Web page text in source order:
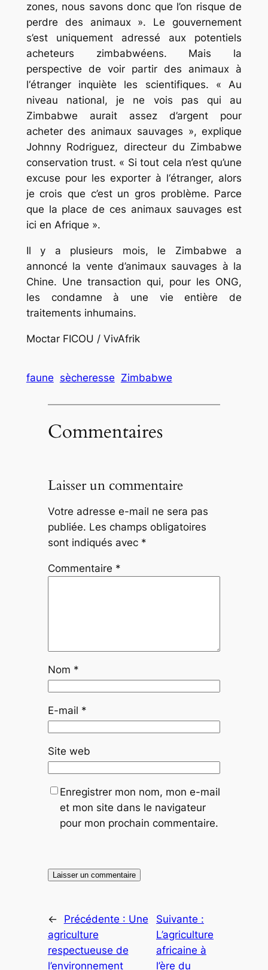
zones, nous savons donc que l’on risque de
perdre des animaux ». Le gouvernement
s’est uniquement adressé aux potentiels
acheteurs zimbabwéens. Mais la
perspective de voir partir des animaux à
l‘étranger inquiète les scientifiques. « Au
niveau national, je ne vois pas qui au
Zimbabwe aurait assez d’argent pour
acheter des animaux sauvages », explique
Johnny Rodriguez, directeur du Zimbabwe
conservation trust. « Si tout cela n’est qu’une
excuse pour les exporter à l‘étranger, alors
je crois que c’est un gros problème. Parce
que la place de ces animaux sauvages est
ici en Afrique ».
Il y a plusieurs mois, le Zimbabwe a
annoncé la vente d’animaux sauvages à la
Chine. Une transaction qui, pour les ONG,
les condamne à une vie entière de
traitements inhumains.
Moctar FICOU / VivAfrik
faune sècheresse Zimbabwe
Commentaires
Laisser un commentaire
Votre adresse e-mail ne sera pas
publiée. Les champs obligatoires
sont indiqués avec *
Commentaire *
Nom *
E-mail *
Site web
Enregistrer mon nom, mon e-mail
et mon site dans le navigateur
pour mon prochain commentaire.
← Précédente : Une
agriculture
respectueuse de
l’environnement
Suivante :
L’agriculture
africaine à
l’ère du